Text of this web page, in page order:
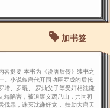
加书签
容提要 本书为《说唐后传》续书之
。小说叙唐代开国功臣罗成的后代
增、罗琨、 罗灿父子等受奸相沈谦
端陷害，被迫聚义鸡爪山，共同将
伐罪，诛灭沈谦奸党， 扶助大唐天